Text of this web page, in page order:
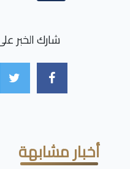
شارك الخبر
أخبار مشابهة